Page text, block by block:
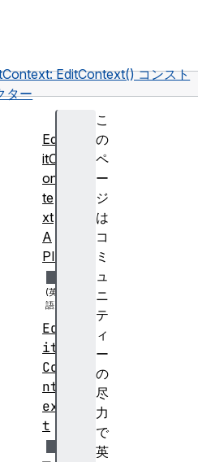
EditContext() コンスト
ター
こ
の
ペ
ー
ジ
は
コ
ミ
ュ
ニ
テ
ィ
ー
の
尽
力
で
英
Ed
itC
on
te
xt
A
PI
Ed
it
Co
nt
ex
t